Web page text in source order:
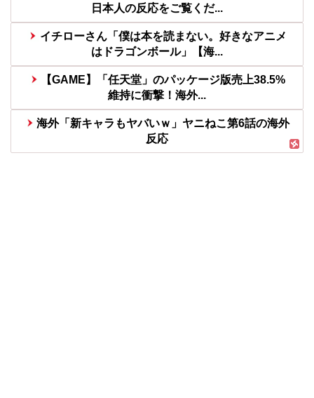
日本人の反応をご覧くだ...
イチローさん「僕は本を読まない。好きなアニメ
はドラゴンボール」【海...
【GAME】「任天堂」のパッケージ版売上38.5%
維持に衝撃！海外...
海外「新キャラもヤバいｗ」ヤニねこ第6話の海外
反応